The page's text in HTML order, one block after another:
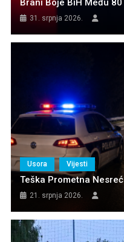
Brani Boje BiH Među
31. srpnja 2026.
Usora Vijesti
Teška Prometna
21. srpnja 2026.